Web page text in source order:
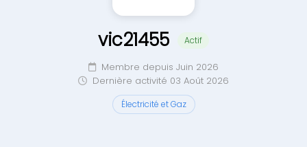
vic21455 Actif
Membre depuis Juin 2026
Dernière activité 03 Août 2026
Électricité et Gaz